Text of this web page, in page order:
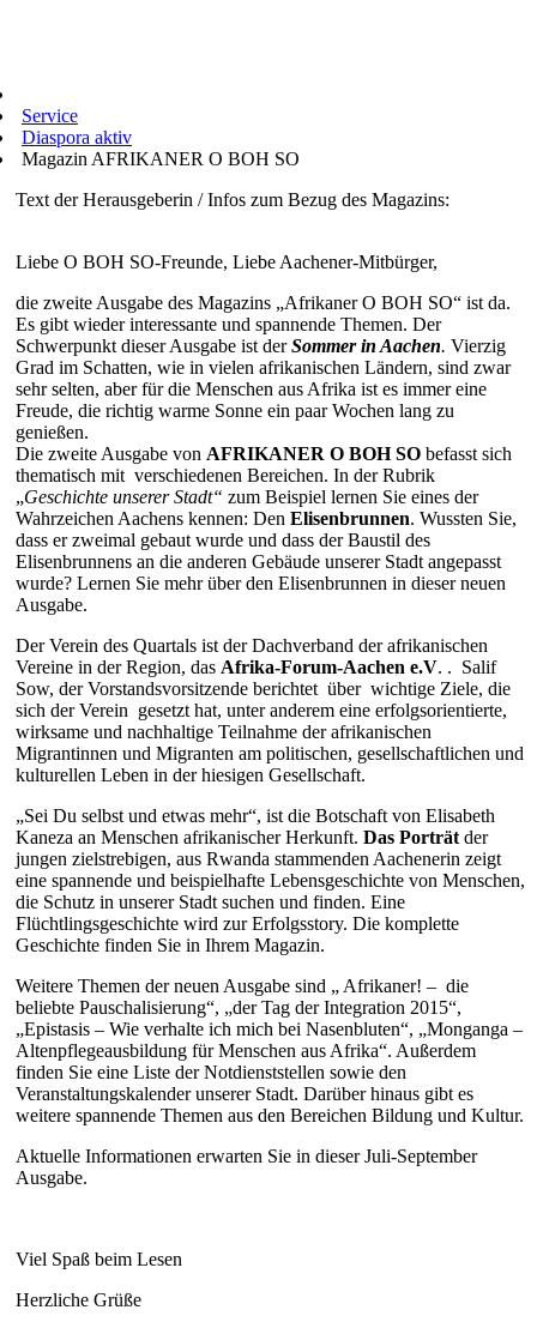
Service
Diaspora aktiv
Magazin AFRIKANER O BOH SO
Text der Herausgeberin / Infos zum Bezug des Magazins:
Liebe O BOH SO-Freunde, Liebe Aachener-Mitbürger,
die zweite Ausgabe des Magazins „Afrikaner O BOH SO“ ist da.
Es gibt wieder interessante und spannende Themen. Der
Schwerpunkt dieser Ausgabe ist derSommer in Aachen. Vierzig
Grad im Schatten, wie in vielen afrikanischen Ländern, sind zwar
sehr selten, aber für die Menschen aus Afrika ist es immer eine
Freude, die richtig warme Sonne ein paar Wochen lang zu
genießen.
Die zweite Ausgabe von AFRIKANER O BOH SO befasst sich
thematisch mit verschiedenen Bereichen. In der Rubrik
„Geschichte unserer Stadt“ zum Beispiel lernen Sie eines der
Wahrzeichen Aachens kennen: Den Elisenbrunnen. Wussten Sie,
dass er zweimal gebaut wurde und dass der Baustil des
Elisenbrunnens an die anderen Gebäude unserer Stadt angepasst
wurde? Lernen Sie mehr über den Elisenbrunnen in dieser neuen
Ausgabe.
Der Verein des Quartals ist der Dachverband der afrikanischen
Vereine in der Region, das Afrika-Forum-Aachen e.V. . Salif
Sow, der Vorstandsvorsitzende berichtet über wichtige Ziele, die
sich der Verein gesetzt hat, unter anderem eine erfolgsorientierte,
wirksame und nachhaltige Teilnahme der afrikanischen
Migrantinnen und Migranten am politischen, gesellschaftlichen und
kulturellen Leben in der hiesigen Gesellschaft.
„Sei Du selbst und etwas mehr“, ist die Botschaft von Elisabeth
Kaneza an Menschen afrikanischer Herkunft. Das Porträt der
jungen zielstrebigen, aus Rwanda stammenden Aachenerin zeigt
eine spannende und beispielhafte Lebensgeschichte von Menschen,
die Schutz in unserer Stadt suchen und finden. Eine
Flüchtlingsgeschichte wird zur Erfolgsstory. Die komplette
Geschichte finden Sie in Ihrem Magazin.
Weitere Themen der neuen Ausgabe sind „ Afrikaner! – die
beliebte Pauschalisierung“, „der Tag der Integration 2015“,
„Epistasis – Wie verhalte ich mich bei Nasenbluten“, „Monganga –
Altenpflegeausbildung für Menschen aus Afrika“. Außerdem
finden Sie eine Liste der Notdienststellen sowie den
Veranstaltungskalender unserer Stadt. Darüber hinaus gibt es
weitere spannende Themen aus den Bereichen Bildung und Kultur.
Aktuelle Informationen erwarten Sie in dieser Juli-September
Ausgabe.
Viel Spaß beim Lesen
Herzliche Grüße